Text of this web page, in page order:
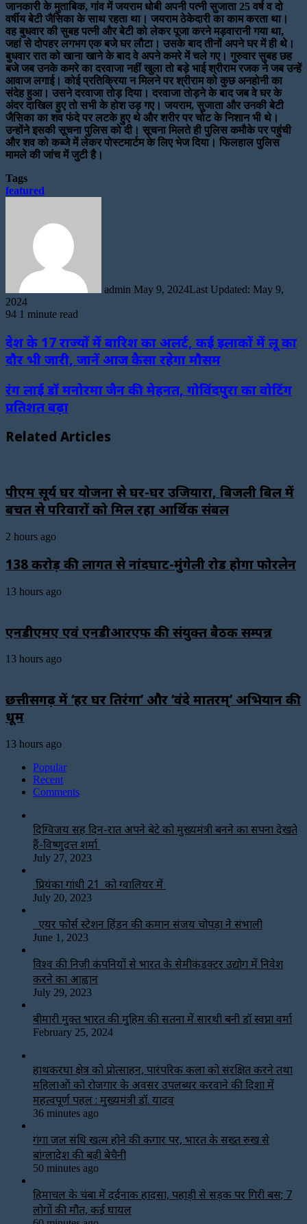
जानकारी के मुताबिक, गांव में जयराम धोबी अपनी पत्नी सुजाता 25 वर्ष व दो
वर्षीय बेटी जैसिका के साथ रहता था। जयराम ठेकेदारी का काम करता था।
वह बुधवार की सुबह पत्नी और बेटी को लेकर पूजा करने मड़वारानी गया था,
जहां से दोपहर लगभग एक बजे घर लौटा। उसके बाद तीनों अपने घर में ही थे।
बुधवार रात को खाना खाने के बाद वे अपने कमरे में चले गए। गुरुवार सुबह छह
बजे जब उनके कमरे का दरवाजा नहीं खुला तो बड़े भाई श्रीराम रजक ने जब उन्हें
आवाज लगाई। कोई प्रतिक्रिया न मिलने पर श्रीराम को कुछ अनहोनी का
संदेह हुआ। उसने दरवाजा तोड़ दिया। दरवाजा तोड़ने के बाद जब वे घर के
अंदर दाखिल हुए तो सभी के होश उड़ गए। जयराम, सुजाता और उनकी बेटी
जैसिका का शव फंदे पर लटके हुए थे और शरीर पर चोट के निशान भी थे।
उन्होंने इसकी सूचना पुलिस को दी। सूचना मिलते ही पुलिस कमौके पर पहुंची
और शव को कब्जे में लेकर पोस्टमार्टम के लिए भेज दिया। फिलहाल पुलिस
मामले की जांच में जुटी है।
Tags
featured
admin May 9, 2024Last Updated: May 9,
2024
94 1 minute read
देश के 17 राज्यों में बारिश का अलर्ट, कई इलाकों में लू का
दौर भी जारी, जानें आज कैसा रहेगा मौसम
रंग लाई डॉ मनोरमा जैन की मेहनत, गोविंदपुरा का वोटिंग
प्रतिशत बढ़ा
Related Articles
पीएम सूर्य घर योजना से घर-घर उजियारा, बिजली बिल में
बचत से परिवारों को मिल रहा आर्थिक संबल
2 hours ago
138 करोड़ की लागत से नांदघाट-मुंगेली रोड होगा फोरलेन
13 hours ago
एनडीएमए एवं एनडीआरएफ की संयुक्त बैठक सम्पन्न
13 hours ago
छत्तीसगढ़ में ‘हर घर तिरंगा’ और ‘वंदे मातरम्’ अभियान की
धूम
13 hours ago
Popular
Recent
Comments
दिग्विजय सिंह दिन-रात अपने बेटे को मुख्यमंत्री बनने का सपना देखते
हैं-विष्णुदत्त शर्मा
July 27, 2023
प्रियंका गांधी 21 को ग्वालियर में
July 20, 2023
एयर फोर्स स्टेशन हिंडन की कमान संजय चोपड़ा ने संभाली
June 1, 2023
विश्‍व की निजी कंपनियों से भारत के सेमीकंडक्टर उद्योग में निवेश
करने का आह्वान
July 29, 2023
बीमारी मुक्त भारत की मुहिम की सतना में सारथी बनी डाॅ स्वप्ना वर्मा
February 25, 2024
हाथकरघा क्षेत्र को प्रोत्साहन, पारंपरिक कला को संरक्षित करने तथा
महिलाओं को रोजगार के अवसर उपलब्धर करवाने की दिशा में
महत्वपूर्ण पहल : मुख्यमंत्री डॉ. यादव
36 minutes ago
गंगा जल संधि खत्म होने की कगार पर, भारत के सख्त रुख से
बांग्लादेश की बढ़ी बेचैनी
50 minutes ago
हिमाचल के चंबा में दर्दनाक हादसा, पहाड़ी से सड़क पर गिरी बस; 7
लोगों की मौत, कई घायल